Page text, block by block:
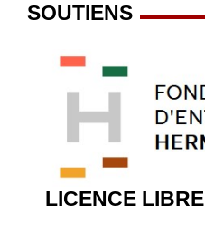
SOUTIENS
LICENCE LIBRE